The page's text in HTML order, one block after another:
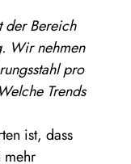
der Bereich
Wir nehmen
pro
Trends
ist, dass